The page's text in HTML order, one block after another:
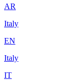
AR
Italy
EN
Italy
IT